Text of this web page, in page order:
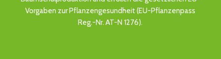
Vorgaben zur Pflanzengesundheit (EU-Pflanzenpass
Reg.-Nr. AT-N 1276).